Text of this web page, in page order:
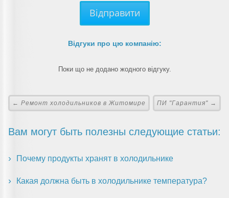
Відправити
Відгуки про цю компанію:
Поки що не додано жодного відгуку.
← Ремонт холодильников в Житомире ПИ "Гарантия" →
Вам могут быть полезны следующие статьи:
Почему продукты хранят в холодильнике
Какая должна быть в холодильнике температура?